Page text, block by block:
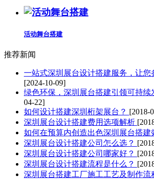
活动舞台搭建
推荐新闻
一站式深圳展台设计搭建服务，让您
[2024-10-09]
绿色环保，深圳展台搭建引领可持续
04-22]
如何设计搭建深圳桁架展台？ [2018-
深圳展台设计搭建费用选项解析
如何在预算内创造出色深圳展台搭建
深圳展台设计搭建公司怎么选？
深圳展台设计搭建公司哪家好？
深圳展台设计搭建流程是什么？
深圳展台搭建工厂施工工艺及制作流